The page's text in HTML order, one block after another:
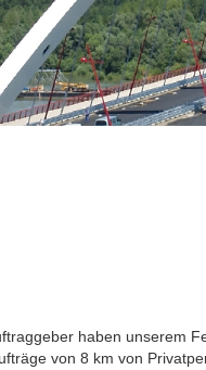
haben unserem
von 8 km von